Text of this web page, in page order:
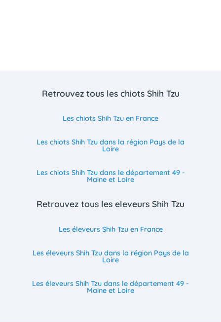
Retrouvez tous les chiots Shih Tzu
Les chiots Shih Tzu en France
Les chiots Shih Tzu dans la région Pays de la
Loire
Les chiots Shih Tzu dans le département 49 -
Maine et Loire
Retrouvez tous les eleveurs Shih Tzu
Les éleveurs Shih Tzu en France
Les éleveurs Shih Tzu dans la région Pays de la
Loire
Les éleveurs Shih Tzu dans le département 49 -
Maine et Loire